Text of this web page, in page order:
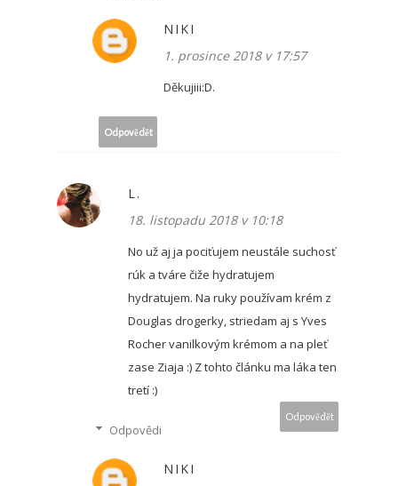
NIKI
1. prosince 2018 v 17:57
Děkujiii:D.
Odpovědět
L.
18. listopadu 2018 v 10:18
No už aj ja pociťujem neustále suchosť
rúk a tváre čiže hydratujem
hydratujem. Na ruky používam krém z
Douglas drogerky, striedam aj s Yves
Rocher vanilkovým krémom a na pleť
zase Ziaja :) Z tohto článku ma láka ten
tretí :)
Odpovědět
Odpovědi
NIKI